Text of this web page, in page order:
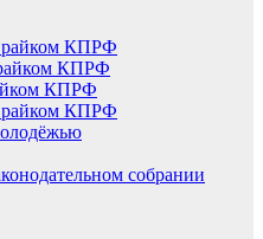
райком КПРФ
КПРФ
КПРФ
КПРФ
собрании